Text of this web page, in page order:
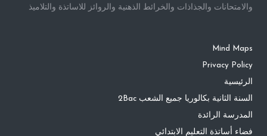
والامتحانات والجذاذات والخرائط الذهنية والروائز للاساتذة والتلاميذ
Mind Maps
Privacy Policy
الرئيسية
السنة الثانية بكالوريا جميع الشعب 2Bac
المدرسة الرائدة
فضاء أساتذة التعليم الابتدائي